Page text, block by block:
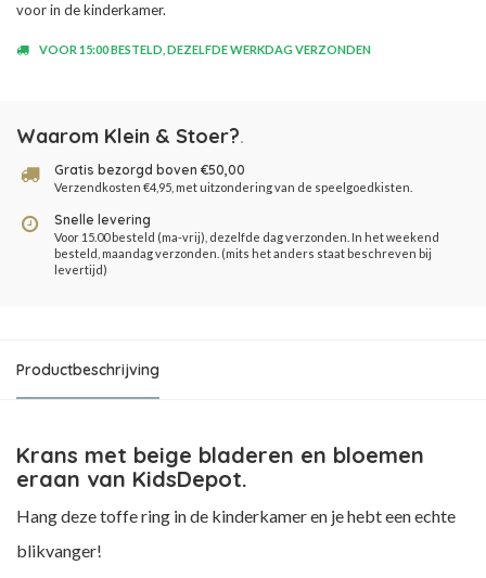
voor in de kinderkamer.
VOOR 15:00 BESTELD, DEZELFDE WERKDAG VERZONDEN
Waarom Klein & Stoer?.
Gratis bezorgd boven €50,00
Verzendkosten €4,95, met uitzondering van de speelgoedkisten.
Snelle levering
Voor 15.00 besteld (ma-vrij), dezelfde dag verzonden. In het weekend
besteld, maandag verzonden. (mits het anders staat beschreven bij
levertijd)
Productbeschrijving
Krans met beige bladeren en bloemen
eraan van KidsDepot.
Hang deze toffe ring in de kinderkamer en je hebt een echte
blikvanger!